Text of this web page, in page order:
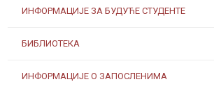
ИНФОРМАЦИЈЕ ЗА БУДУЋЕ СТУДЕНТЕ
БИБЛИОТЕКА
ИНФОРМАЦИЈЕ О ЗАПОСЛЕНИМА